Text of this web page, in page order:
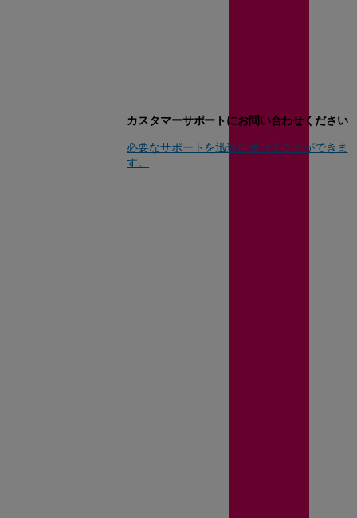
カスタマーサポートにお問い合わせください
必要なサポートを迅速に受けることができま
す。